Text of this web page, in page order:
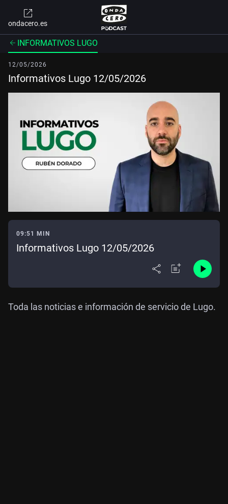
ondacero.es
INFORMATIVOS LUGO
12/05/2026
Informativos Lugo 12/05/2026
09:51 MIN
Informativos Lugo 12/05/2026
Toda las noticias e información de servicio de Lugo.